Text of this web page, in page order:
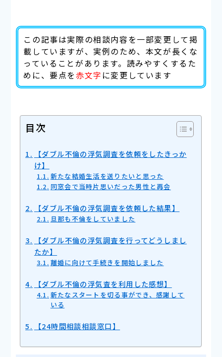
この記事は実際の相談内容を一部変更して掲
載していますが、実例のため、本文が長くな
っていることがあります。読みやすくするた
めに、要点を赤文字 に変更しています
目次
【ダブル不倫の浮気調査を依頼をしたきっか
け】
新たな結婚生活を送りたいと思った
同窓会で当時片思いだった男性と再会
【ダブル不倫の浮気調査を依頼した結果】
旦那も不倫をしていました
【ダブル不倫の浮気調査を行ってどうしまし
たか】
離婚に向けて手続きを開始しました
【ダブル不倫の浮気査を利用した感想】
新たなスタートを切る事ができ、感謝して
いる
【24時間相談相談窓口】